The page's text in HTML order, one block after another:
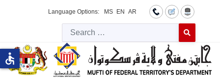
Language Options: MS EN AR
Type 2 or
accessible